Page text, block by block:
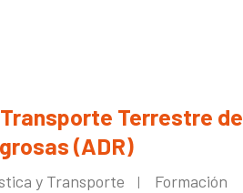
Terrestre de
(ADR)
y Transporte | Formación